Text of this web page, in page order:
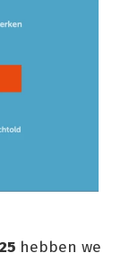
hebben we